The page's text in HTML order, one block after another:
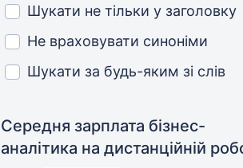
Шукати не тільки у заголовку
Не враховувати синоніми
Шукати за будь-яким зі слів
Середня зарплата бізнес-
аналітика на дистанційній